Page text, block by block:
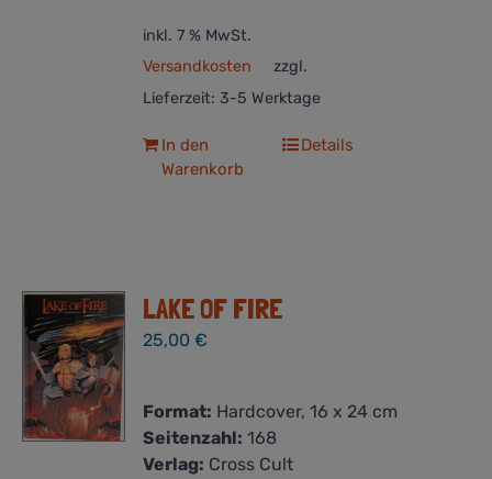
inkl. 7 % MwSt.
zzgl.
Versandkosten
Lieferzeit: 3-5 Werktage
In den
Warenkorb
Details
LAKE OF FIRE
25,00€
Format: Hardcover, 16 x 24 cm
Seitenzahl: 168
Verlag: Cross Cult